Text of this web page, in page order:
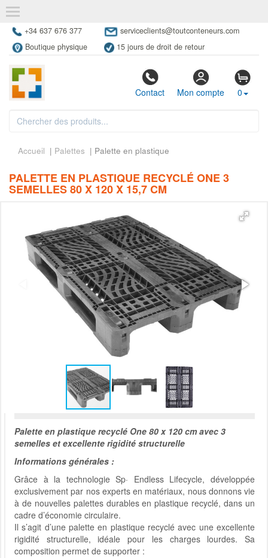
+34 637 676 377
serviceclients@toutconteneurs.com
Boutique physique
15 jours de droit de retour
Contact Mon compte 0
Accueil | Palettes | Palette en plastique
PALETTE EN PLASTIQUE RECYCLÉ ONE 3
SEMELLES 80 X 120 X 15,7 CM
Palette en plastique recyclé One 80 x 120 cm avec 3
semelles et excellente rigidité structurelle
Informations générales :
Grâce à la technologie Sp· Endless Lifecycle, développée
exclusivement par nos experts en matériaux, nous donnons vie
à de nouvelles palettes durables en plastique recyclé, dans un
cadre d’économie circulaire.
Il s’agit d’une palette en plastique recyclé avec une excellente
rigidité structurelle, idéale pour les charges lourdes. Sa
composition permet de supporter :